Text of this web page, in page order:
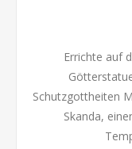
Errichte auf
Schutzgottheiten
Skanda,